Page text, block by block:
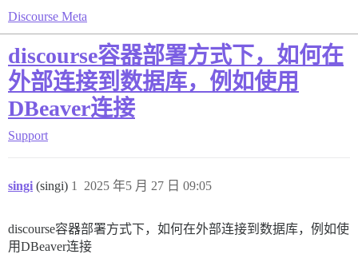
Discourse Meta
discourse容器部署方式下，如何在
外部连接到数据库，例如使用
DBeaver连接
Support
singi (singi) 2025 年5 月 27 日 09:05
1
discourse容器部署方式下，如何在外部连接到数据库，例如使
用DBeaver连接